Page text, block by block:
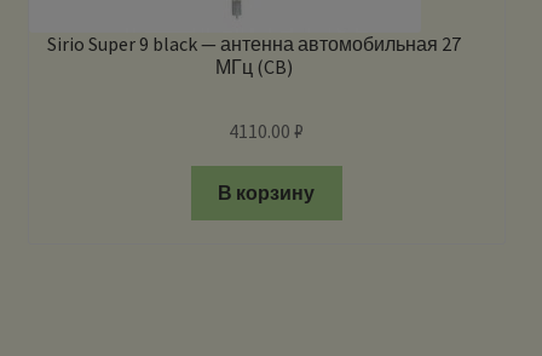
Sirio Super 9 black — антенна автомобильная 27
МГц (CB)
4110.00₽
В корзину